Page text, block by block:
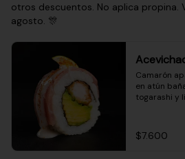
otros descuentos. No aplica propina.
agosto. 🎊
Camarón
en atún
togarashi y
$7.600